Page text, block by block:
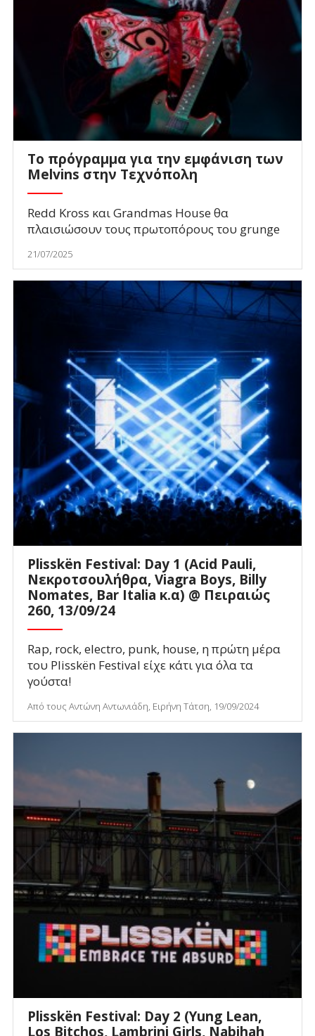
Το πρόγραμμα για την εμφάνιση των
Melvins στην Τεχνόπολη
Redd Kross και Grandmas House θα
πλαισιώσουν τους πρωτοπόρους του grunge
21/07/2025
Plisskën Festival: Day 1 (Acid Pauli,
Νεκροτσουλήθρα, Viagra Boys, Billy
Nomates, Bar Italia κ.α) @ Πειραιώς
260, 13/09/24
Rap, rock, electro, punk, house, η πρώτη μέρα
του Plisskën Festival είχε κάτι για όλα τα
γούστα!
Από τους Αντώνη Αντωνιάδη, Ειρήνη Τάτση, 19/09/2024
Plisskën Festival: Day 2 (Yung Lean,
Los Bitchos, Lambrini Girls, Nabihah